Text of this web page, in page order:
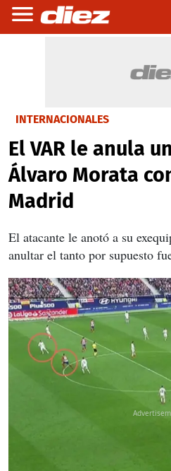
INTERNACIONALES
El VAR le anula
Álvaro Morata
Madrid
El atacante le anotó a su
anultar el tanto por supuesto